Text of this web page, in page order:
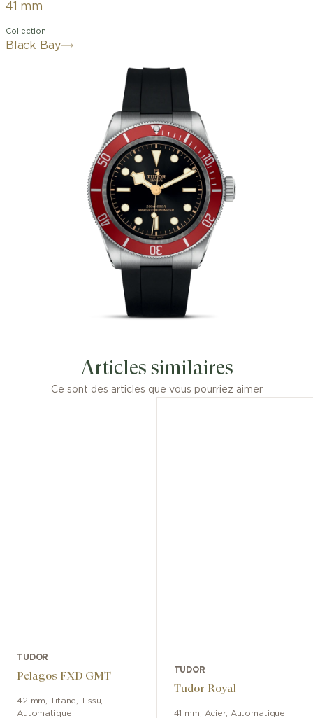
41 mm
Collection
Black Bay
Articles similaires
Ce sont des articles que vous pourriez aimer
TUDOR
Pelagos FXD GMT
42 mm ,Titane ,Tissu
Automatique
TUDOR
Tudor Royal
41 mm Acier, Automatique